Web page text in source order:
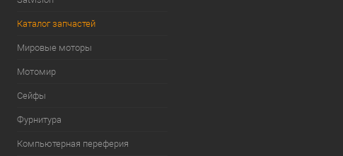
Каталог запчастей
Мировые моторы
Мотомир
Сейфы
Фурнитура
Компьютерная переферия